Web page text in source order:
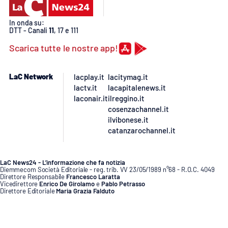
SPECIALI
Buona Sanità Calabria
Storie
In onda su:
DTT - Canali 11, 17 e 111
Scarica tutte le nostre app!
LaC Network
lacplay.it
lactv.it
laconair.it
lacitymag.it
lacapitalenews.it
ilreggino.it
cosenzachannel.it
ilvibonese.it
catanzarochannel.it
LaC News24 - L’informazione che fa notizia
Diemmecom Società Editoriale - reg. trib. VV 23/05/1989 n°68 - R.O.C. 4049
Direttore Responsabile Francesco Laratta
Vicedirettore Enrico De GirolamoePablo Petrasso
Direttore Editoriale Maria Grazia Falduto